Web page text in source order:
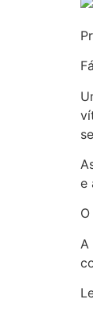
e
A